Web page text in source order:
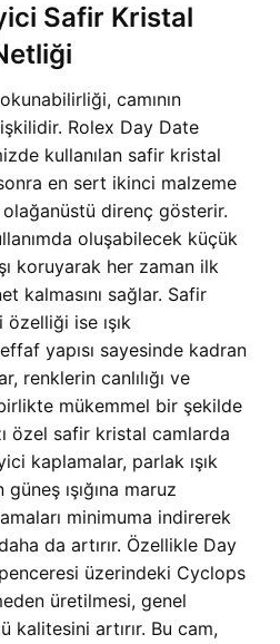
Safir Kristal
camının
Rolex Day Date
kullanılan safir kristal
en sert ikinci malzeme
direnç gösterir.
oluşabilecek küçük
koruyarak her zaman ilk
kalmasını sağlar. Safir
ise ışık
yapısı sayesinde kadran
renklerin canlılığı ve
mükemmel bir şekilde
özel safir kristal camlarda
kaplamalar, parlak ışık
ışığına maruz
minimuma indirerek
da artırır. Özellikle Day
üzerindeki Cyclops
üretilmesi, genel
kalitesini artırır. Bu cam,